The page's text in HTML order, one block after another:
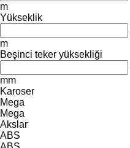
m
Yükseklik
m
Beşinci teker yüksekliği
mm
Karoser
Mega
Mega
Akslar
ABS